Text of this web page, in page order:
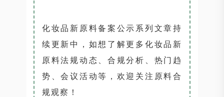
化妆品新原料备案公示系列文章持
续更新中，如想了解更多化妆品新
原料法规动态、合规分析、热门趋
势、会议活动等，欢迎关注原料合
规观察！